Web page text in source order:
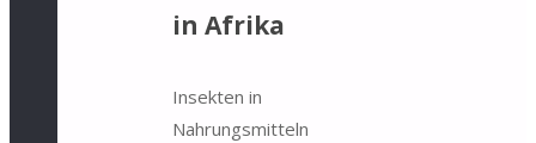
in Afrika
Insekten in
Nahrungsmitteln